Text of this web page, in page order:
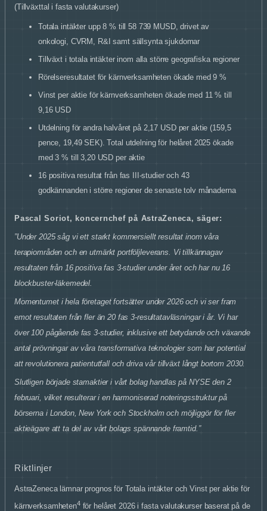
(Tillväxttal i fasta valutakurser)
Totala intäkter upp 8 % till 58 739 MUSD, drivet av
onkologi, CVRM, R&I samt sällsynta sjukdomar
Tillväxt i totala intäkter inom alla större geografiska regioner
Rörelseresultatet för kärnverksamheten ökade med 9 %
Vinst per aktie för kärnverksamheten ökade med 11 % till
9,16 USD
Utdelning för andra halvåret på 2,17 USD per aktie (159,5
pence, 19,49 SEK). Total utdelning för helåret 2025 ökade
med 3 % till 3,20 USD per aktie
16 positiva resultat från fas III-studier och 43
godkännanden i större regioner de senaste tolv månaderna
Pascal Soriot, koncernchef på AstraZeneca, säger:
”Under 2025 såg vi ett starkt kommersiellt resultat inom våra
terapiområden och en utmärkt portföljleverans. Vi tillkännagav
resultaten från 16 positiva fas 3-studier under året och har nu 16
blockbuster-läkemedel.
Momentumet i hela företaget fortsätter under 2026 och vi ser fram
emot resultaten från fler än 20 fas 3-resultatavläsningar i år. Vi har
över 100 pågående fas 3-studier, inklusive ett betydande och växande
antal prövningar av våra transformativa teknologier som har potential
att revolutionera patientutfall och driva vår tillväxt långt bortom 2030.
Slutligen började stamaktier i vårt bolag handlas på NYSE den 2
februari, vilket resulterar i en harmoniserad noteringsstruktur på
börserna i London, New York och Stockholm och möjliggör för fler
aktieägare att ta del av vårt bolags spännande framtid.”
Riktlinjer
AstraZeneca lämnar prognos för Totala intäkter och Vinst per aktie för
kärnverksamheten4för helåret 2026 i fasta valutakurser baserat på de